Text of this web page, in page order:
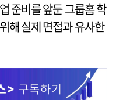
준비를 앞둔 그룹홈 학
해 실제 면접과 유사한